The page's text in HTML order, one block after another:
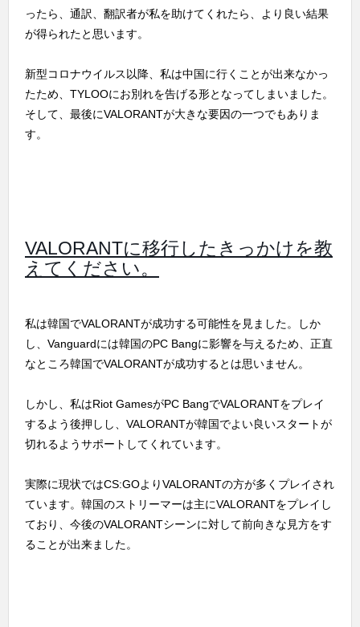
ったら、通訳、翻訳者が私を助けてくれたら、より良い結果
が得られたと思います。
新型コロナウイルス以降、私は中国に行くことが出来なかっ
たため、TYLOOにお別れを告げる形となってしまいました。
そして、最後にVALORANTが大きな要因の一つでもありま
す。
VALORANTに移行したきっかけを教
えてください。
私は韓国でVALORANTが成功する可能性を見ました。しか
し、Vanguardには韓国のPC Bangに影響を与えるため、正直
なところ韓国でVALORANTが成功するとは思いません。
しかし、私はRiot GamesがPC BangでVALORANTをプレイ
するよう後押しし、VALORANTが韓国でよい良いスタートが
切れるようサポートしてくれています。
実際に現状ではCS:GOよりVALORANTの方が多くプレイされ
ています。韓国のストリーマーは主にVALORANTをプレイし
ており、今後のVALORANTシーンに対して前向きな見方をす
ることが出来ました。